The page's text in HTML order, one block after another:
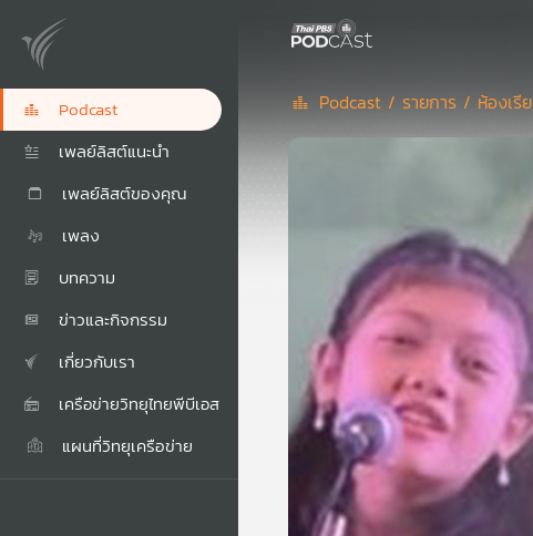
Podcast
เพลย์ลิสต์แนะนำ
เพลย์ลิสต์ของคุณ
เพลง
บทความ
ข่าวและกิจกรรม
เกี่ยวกับเรา
เครือข่ายวิทยุไทยพีบีเอส
แผนที่วิทยุเครือข่าย
Podcast / รายการ / ห้องเรี